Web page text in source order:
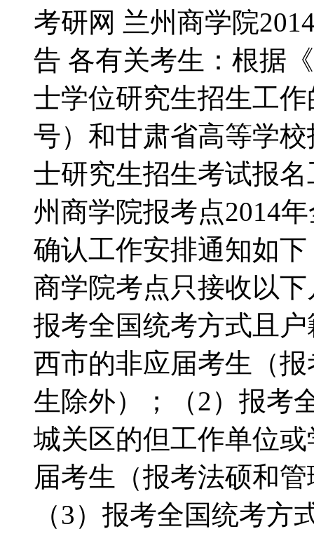
考研网 兰州商学院
告 各有关考生：根据
士学位研究生招生工
号）和甘肃省高等学
士研究生招生考试报
州商学院报考点2014
确认工作安排通知如
商学院考点只接收以
报考全国统考方式且
西市的非应届考生（
生除外）；（2）报考
城关区的但工作单位
届考生（报考法硕和
（3）报考全国统考